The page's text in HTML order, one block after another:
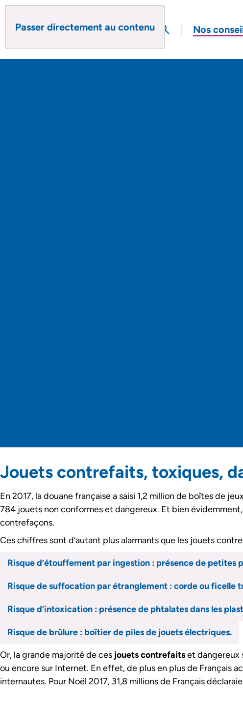
Passer directement au contenu
Ouvrir le formulaire
search Nos
Jouets contrefaits, toxiques,
En 2017, la douane française a saisi 1,2 million de boîtes de
784 jouets non conformes et dangereux. Et bien
contrefaçons.
Ces chiffres sont d’autant plus alarmants que les jouets
Risque d’étouffement par ingestion : présence de petites
Risque de suffocation par étranglement : corde ou ficelle
Risque d’intoxication : présence de phtalates dans les
Risque de brûlure : boîtier de piles de jouets électriques.
Or, la grande majorité de ces jouets contrefaitset dangereux
ou encore sur Internet. En effet, de plus en plus de Français
internautes. Pour Noël 2017, 31,8 millions de Français